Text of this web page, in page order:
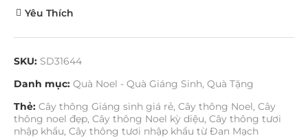
Yêu Thích
SKU: SD31644
Danh mục: Quà Noel - Quà Giáng Sinh, Quà Tặng
Thẻ: Cây thông Giáng sinh giá rẻ, Cây thông Noel, Cây
thông noel đẹp, Cây thông Noel kỳ diệu, Cây thông tươi
nhập khẩu, Cây thông tươi nhập khẩu từ Đan Mạch